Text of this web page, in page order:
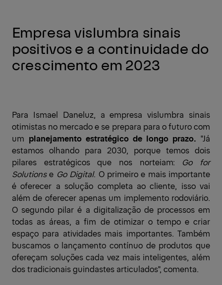
Empresa vislumbra sinais
positivos e a continuidade do
crescimento em 2023
Para Ismael Daneluz, a empresa vislumbra sinais
otimistas no mercado e se prepara para o futuro com
um planejamento estratégico de longo prazo. "Já
estamos olhando para 2030, porque temos dois
pilares estratégicos que nos norteiam: Go for
Solutionse Go Digital. O primeiro e mais importante
é oferecer a solução completa ao cliente, isso vai
além de oferecer apenas um implemento rodoviário.
O segundo pilar é a digitalização de processos em
todas as áreas, a fim de otimizar o tempo e criar
espaço para atividades mais importantes. Também
buscamos o lançamento contínuo de produtos que
ofereçam soluções cada vez mais inteligentes, além
dos tradicionais guindastes articulados", comenta.